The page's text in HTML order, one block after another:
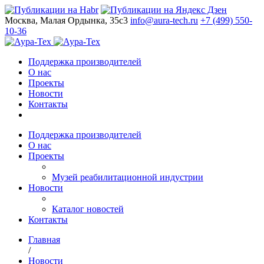
Москва, Малая Ордынка, 35с3 info@aura-tech.ru +7 (499) 550-
10-36
Поддержка производителей
О нас
Проекты
Новости
Контакты
Поддержка производителей
О нас
Проекты
Музей реабилитационной индустрии
Новости
Каталог новостей
Контакты
Главная
/
Новости